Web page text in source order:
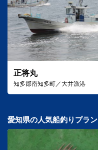
正将丸
知多郡南知多町／大井漁港
愛知県の人気船釣りプラン